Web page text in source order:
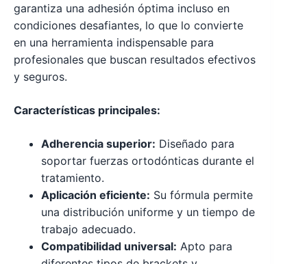
garantiza una adhesión óptima incluso en
condiciones desafiantes, lo que lo convierte
en una herramienta indispensable para
profesionales que buscan resultados efectivos
y seguros.
Características principales:
Adherencia superior: Diseñado para
soportar fuerzas ortodónticas durante el
tratamiento.
Aplicación eficiente: Su fórmula permite
una distribución uniforme y un tiempo de
trabajo adecuado.
Compatibilidad universal: Apto para